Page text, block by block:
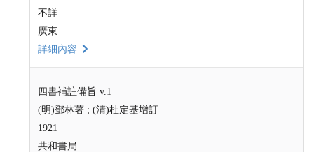
不詳
廣東
詳細內容
四書補註備旨 v.1
(明)鄧林著 ; (清)杜定基增訂
1921
共和書局